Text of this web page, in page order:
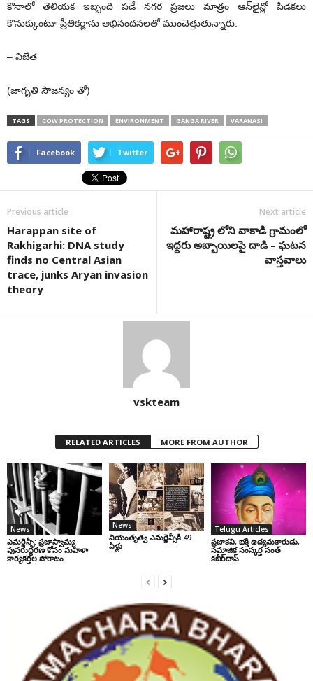
కొనాలో తెలియక ఇబ్బంది పడే నగర ప్రజలు మాత్రం ఆన్‌లైన్లో పిడకలు
కొనుక్కుంటూ ప్రీతికర్లాను అభినందనలతో ముంచెత్తుతున్నారు.
– విజేత
(జాగృతి సౌజన్యం తో)
TAGS COW PROTECTION ENVIRONMENT GANGA RIVER VARANASI
Facebook Twitter
Previous article
Harappan site of
Rakhigarhi: DNA study
finds no Central Asian
trace, junks Aryan invasion
theory
Next article
మహారాష్ట్ర లోని వాకాడి గ్రామంలో
ఇద్దరు అబ్బాయిలపై దాడి – ఘటన
వాస్తవాలు
vskteam
RELATED ARTICLES MORE FROM AUTHOR
News
ఎమర్జెన్సీ: ప్రజాస్వామ్య
పునరుద్ధరణ కోసం మహిళా
కార్యకర్తల పోరాటం
News
నియంతృత్వ ఎమర్జెన్సీకి 49
ఏళ్లు
Telugu Articles
ప్రజాకవి, భక్తి ఉద్యమకారుడు,
సమాజిక సంస్కర్త సంత్‌
కబీర్‌దాస్‌